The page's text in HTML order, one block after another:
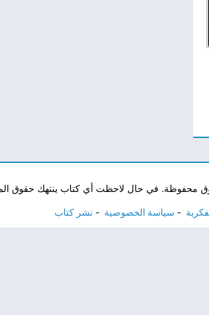
محفوظة. في حال لاحظت أي كتاب ينتهك حقوق
سياسة الخصوصية نشر كتاب